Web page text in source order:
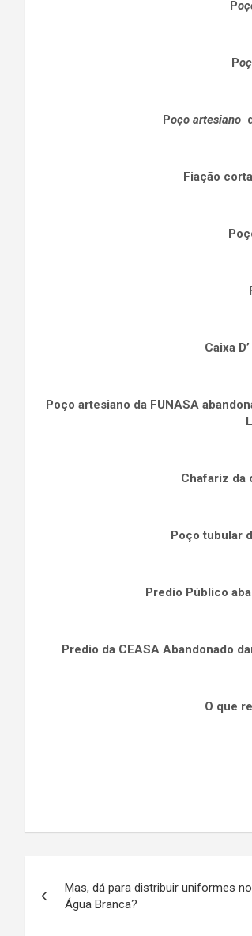
P
P
Poço artesiano
Fiação
Caixa
Poço artesiano da FUNASA
Chafariz da
Poço tubular
Predio Público
Predio da CEASA Abandonado
O que
de
Mas, dá para distribuir uniformes
Água Branca?